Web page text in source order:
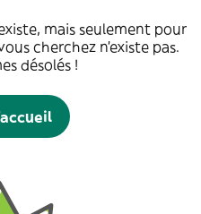
mais seulement pour
cherchez n'existe pas.
désolés !